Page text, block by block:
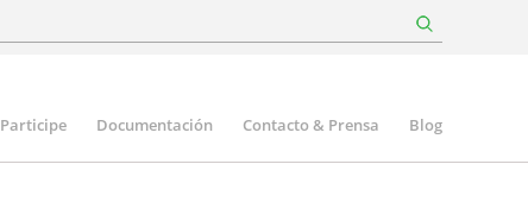
Participe Documentación Contacto & Prensa Blog